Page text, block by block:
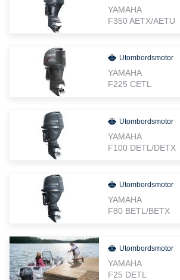
YAMAHA
F350 AETX/AETU
Utombordsmotor
YAMAHA
F225 CETL
Utombordsmotor
YAMAHA
F100 DETL/DETX
Utombordsmotor
YAMAHA
F80 BETL/BETX
Utombordsmotor
YAMAHA
F25 DETL